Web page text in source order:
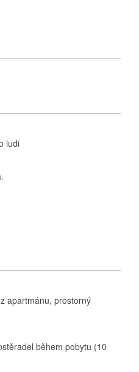
ludi
apartmánu, prostorný
během pobytu (10